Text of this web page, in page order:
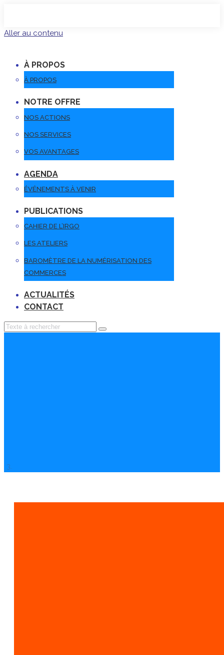
Aller au contenu
À PROPOS
À PROPOS
NOTRE OFFRE
NOS ACTIONS
NOS SERVICES
VOS AVANTAGES
AGENDA
ÉVÉNEMENTS À VENIR
PUBLICATIONS
CAHIER DE L’IRGO
LES ATELIERS
BAROMÈTRE DE LA NUMÉRISATION DES
COMMERCES
ACTUALITÉS
CONTACT